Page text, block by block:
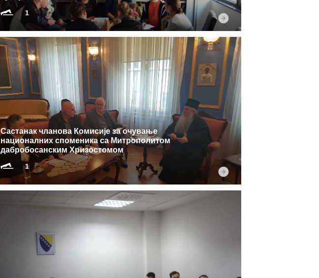
1
Састанак чланова Комисије за очување
националних споменика са Митрополитом
дабробосанским Хризостомом
1